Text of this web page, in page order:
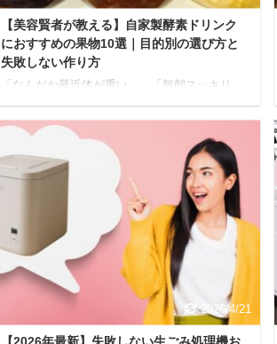
【美容賢者が教える】自家製酵素ドリンク
におすすめの果物10選｜目的別の選び方と
失敗しない作り方
「なんだか最近体が重い…」「毎朝スッキリ
な時におすすめなのが、自家製酵素ドリンク
です。 発酵の力で果物の栄養を凝縮した酵素
ドリンクは、手軽に体の内側から健康をサポ
ートする強い味方。 市販の酵素ドリンクも手
軽ですが、自分で作れば旬の果物を選んで、
無添加で安心なドリンクが楽しめます。 本記
事では、酵素ドリンク作りにおすすめな果物
を、期待できる効果別に10種類ご紹介しま
す。 さらに、初心者でも失敗しない自家製酵
素ドリンクの作り方や、より効果的に摂取す
るためのポイントまで詳 ...
2026/4/21
【2026年最新】失敗しない生ごみ処理機お